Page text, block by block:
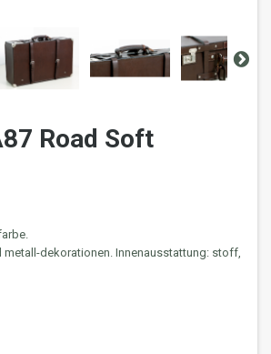
Road Soft
metall-dekorationen. Innenausstattung: stoff,